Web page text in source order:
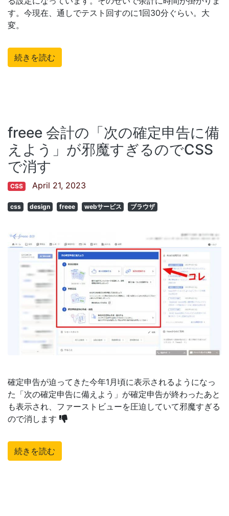
す。今現在、通しでテスト回すのに1回30分ぐらい。大
変。
続きを読む
freee 会計の「次の確定申告に備
えよう」が邪魔すぎるのでCSS
で消す
CSS April 21, 2023
css design freee webサービス ブラウザ
確定申告が迫ってきた今年1月頃に表示されるようになっ
た「次の確定申告に備えよう」が確定申告が終わったあと
も表示され、ファーストビューを圧迫していて邪魔すぎる
ので消します
続きを読む